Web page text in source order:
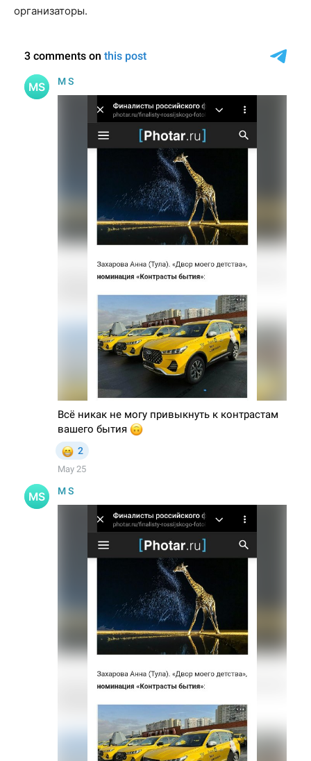
организаторы.